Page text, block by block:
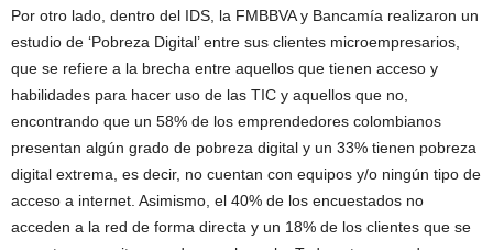
Por otro lado, dentro del IDS, la FMBBVA y Bancamía realizaron un
estudio de ‘Pobreza Digital’ entre sus clientes microempresarios,
que se refiere a la brecha entre aquellos que tienen acceso y
habilidades para hacer uso de las TIC y aquellos que no,
encontrando que un 58% de los emprendedores colombianos
presentan algún grado de pobreza digital y un 33% tienen pobreza
digital extrema, es decir, no cuentan con equipos y/o ningún tipo de
acceso a internet. Asimismo, el 40% de los encuestados no
acceden a la red de forma directa y un 18% de los clientes que se